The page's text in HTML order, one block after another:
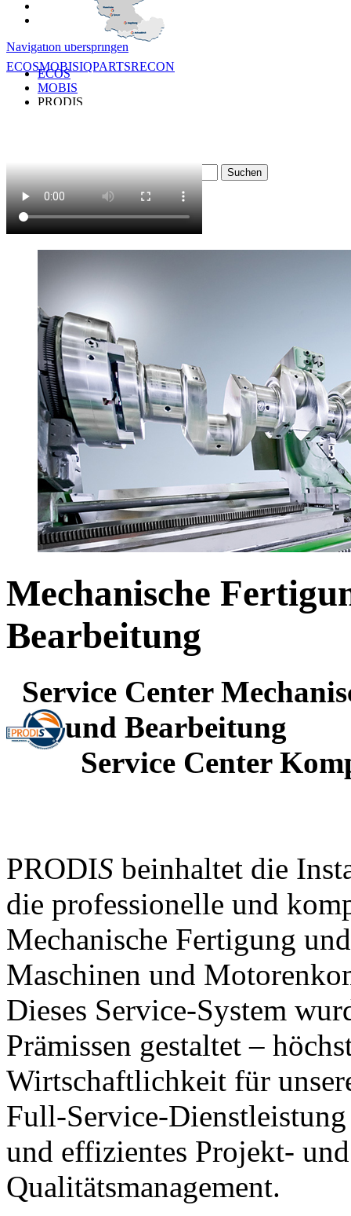
NEDERLANDS
Navigation überspringen
ECOS
MOBIS
PRODIS
Suchbegriffe
ECOSMOBISIQPARTSRECON
Mechanische
Bearbeitung
Service Center
und Bearbeitung
Service Center
PRODIS beinhaltet die
die professionelle und
Mechanische Fertigung
Maschinen und
Dieses Service-System
Prämissen gestaltet –
Wirtschaftlichkeit für
Full-Service-
und effizientes Projekt- und
Qualitätsmanagement.